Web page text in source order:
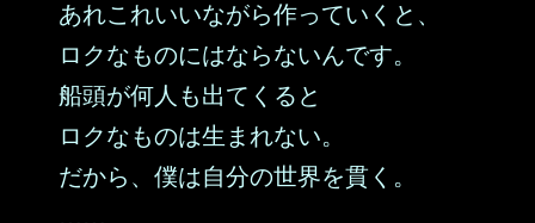
あれこれいいながら作っていくと、
ロクなものにはならないんです。
船頭が何人も出てくると
ロクなものは生まれない。
だから、僕は自分の世界を貫く。
……